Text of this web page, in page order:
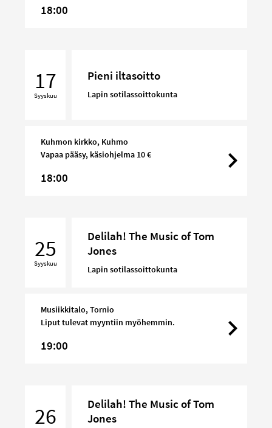
18:00
17
Syyskuu
Pieni iltasoitto
Lapin sotilassoittokunta
Kuhmon kirkko, Kuhmo
Vapaa pääsy, käsiohjelma 10 €
18:00
Music
25
Syyskuu
Delilah! The Music of Tom
Jones
Lapin sotilassoittokunta
Musiikkitalo, Tornio
Liput tulevat myyntiin myöhemmin.
19:00
Music
26
Delilah! The Music of Tom
Jones